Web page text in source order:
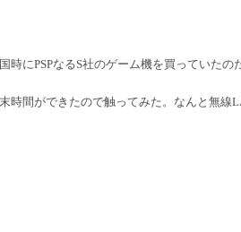
時にPSPなるS社のゲーム機を買っていたの
時間ができたので触ってみた。なんと無線